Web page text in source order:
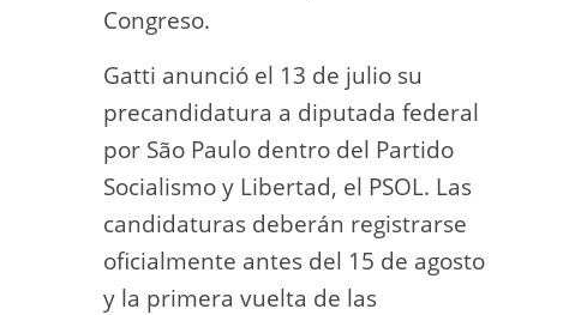
Congreso.
Gatti anunció el 13 de julio su
precandidatura a diputada federal
por São Paulo dentro del Partido
Socialismo y Libertad, el PSOL. Las
candidaturas deberán registrarse
oficialmente antes del 15 de agosto
y la primera vuelta de las